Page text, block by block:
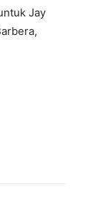
Jay